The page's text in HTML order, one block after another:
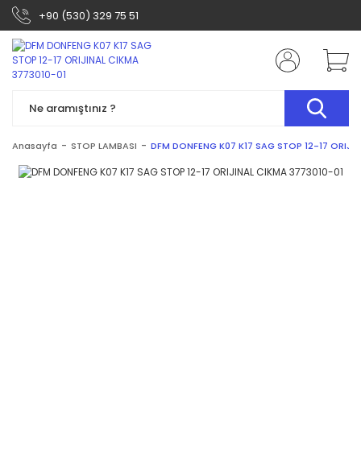
+90 (530) 329 75 51
Anasayfa STOP LAMBASI DFM DONFENG K07 K17 SAG STOP 12-17